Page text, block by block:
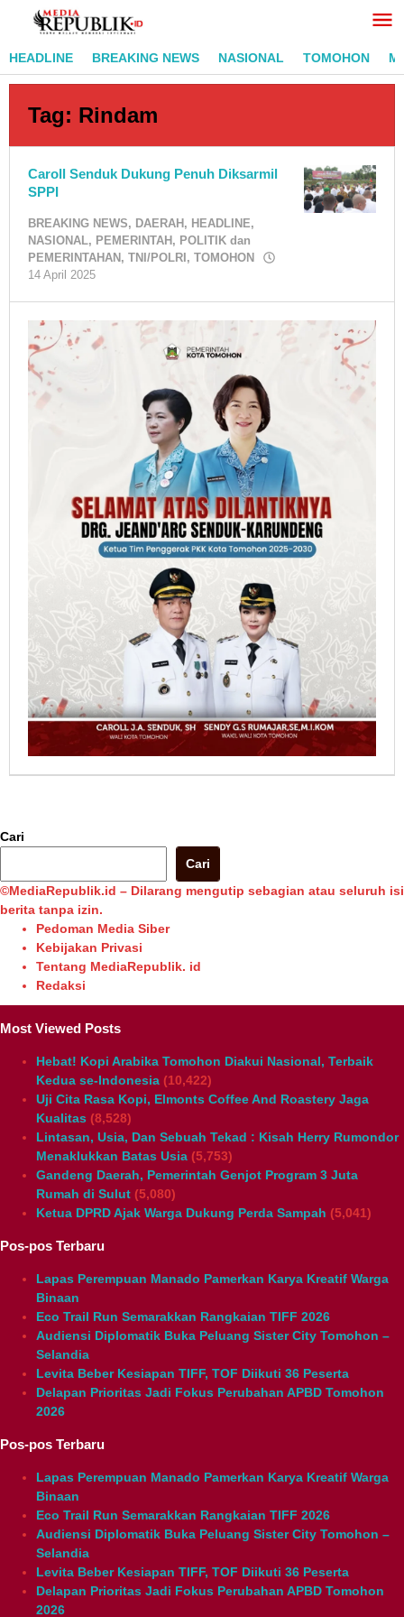
Lewati
HEADLINE
BREAKING NEWS NASIONAL TOMOHON
Tag: Rindam
Caroll Senduk Dukung Penuh Diksarmil
SPPI
BREAKING NEWS, DAERAH , HEADLINE,
NASIONAL, PEMERINTAH , POLITIK dan
PEMERINTAHAN , TNI/POLRI , TOMOHON
14 April 2025
Adi
Pontoan
Cari
Cari
©MediaRepublik.id – Dilarang mengutip sebagian atau seluruh isi
berita tanpa izin.
Pedoman Media Siber
Kebijakan Privasi
Tentang MediaRepublik. id
Redaksi
Most Viewed Posts
Hebat! Kopi Arabika Tomohon Diakui Nasional, Terbaik
Kedua se-Indonesia (10,422)
Uji Cita Rasa Kopi, Elmonts Coffee And Roastery Jaga
Kualitas (8,528)
Lintasan, Usia, Dan Sebuah Tekad : Kisah Herry Rumondor
Menaklukkan Batas Usia (5,753)
Gandeng Daerah, Pemerintah Genjot Program 3 Juta
Rumah di Sulut (5,080)
Ketua DPRD Ajak Warga Dukung Perda Sampah (5,041)
Pos-pos Terbaru
Lapas Perempuan Manado Pamerkan Karya Kreatif Warga
Binaan
Eco Trail Run Semarakkan Rangkaian TIFF 2026
Audiensi Diplomatik Buka Peluang Sister City Tomohon –
Selandia
Levita Beber Kesiapan TIFF, TOF Diikuti 36 Peserta
Delapan Prioritas Jadi Fokus Perubahan APBD Tomohon
2026
Pos-pos Terbaru
Lapas Perempuan Manado Pamerkan Karya Kreatif Warga
Binaan
Eco Trail Run Semarakkan Rangkaian TIFF 2026
Audiensi Diplomatik Buka Peluang Sister City Tomohon –
Selandia
Levita Beber Kesiapan TIFF, TOF Diikuti 36 Peserta
Delapan Prioritas Jadi Fokus Perubahan APBD Tomohon
2026